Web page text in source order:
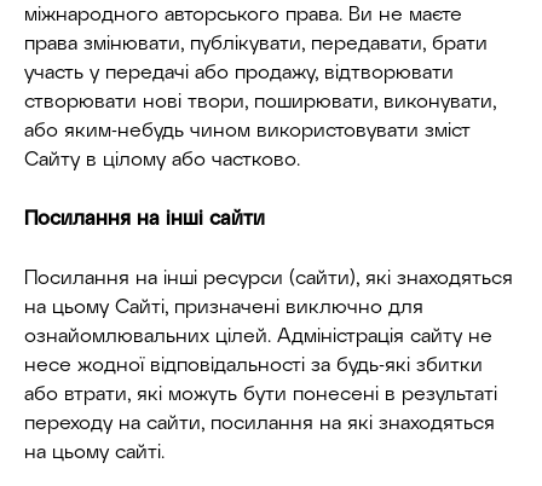
міжнародного авторського права. Ви не маєте
права змінювати, публікувати, передавати, брати
участь у передачі або продажу, відтворювати
створювати нові твори, поширювати, виконувати,
або яким-небудь чином використовувати зміст
Сайту в цілому або частково.
Посилання на інші сайти
Посилання на інші ресурси (сайти), які знаходяться
на цьому Сайті, призначені виключно для
ознайомлювальних цілей. Адміністрація сайту не
несе жодної відповідальності за будь-які збитки
або втрати, які можуть бути понесені в результаті
переходу на сайти, посилання на які знаходяться
на цьому сайті.